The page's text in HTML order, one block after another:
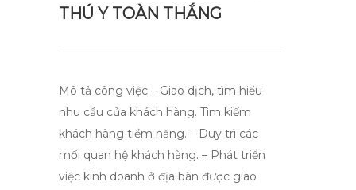
THÚ Y TOÀN THẮNG
Mô tả công việc – Giao dịch, tìm hiểu
nhu cầu của khách hàng. Tìm kiếm
khách hàng tiềm năng. – Duy trì các
mối quan hệ khách hàng. – Phát triển
việc kinh doanh ở địa bàn được giao